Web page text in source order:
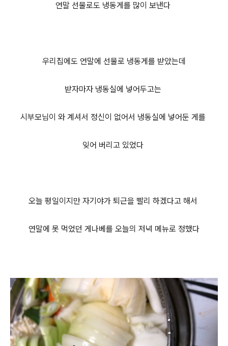
연말 선물로도 냉동게를 많이 보낸다
우리집에도 연말에 선물로 냉동게를 받았는데
받자마자 냉동실에 넣어두고는
시부모님이 와 계셔서 정신이 없어서 냉동실에 넣어둔 게를
잊어 버리고 있었다
오늘 평일이지만 자기야가 퇴근을 빨리 하겠다고 해서
연말에 못 먹었던 게나베를 오늘의 저녁 메뉴로 정했다